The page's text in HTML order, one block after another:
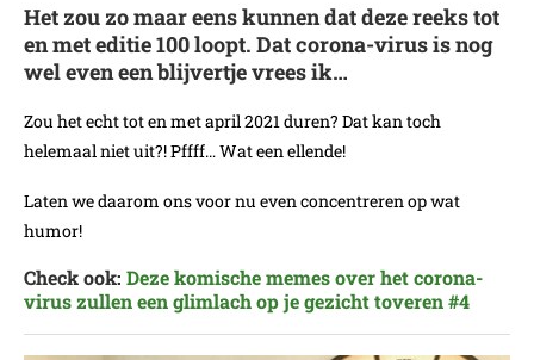
Het zou zo maar eens kunnen dat deze reeks tot
en met editie 100 loopt. Dat corona-virus is nog
wel even een blijvertje vrees ik…
Zou het echt tot en met april 2021 duren? Dat kan toch
helemaal niet uit?! Pffff… Wat een ellende!
Laten we daarom ons voor nu even concentreren op wat
humor!
Check ook: Deze komische memes over het corona-
virus zullen een glimlach op je gezicht toveren #4